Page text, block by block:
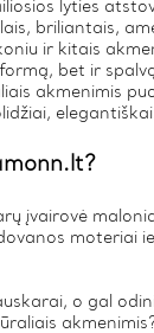
lyties
briliantais,
ir kitais
bet ir
akmenimis
elegantiškai.
įvairovė
moteriai
o gal